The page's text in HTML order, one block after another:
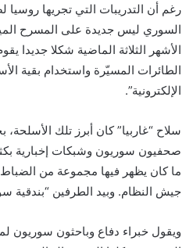
و
ن
ي
ا
رغم أن التدريبات التي تجريها
السوري ليس جديدة على المسرح
الأشهر الثلاثة الماضية شكلا جديدا
الطائرات المسيّرة واستخدام بقية
الإلكترونية”.
سلاح “غاربيا” كان أبرز تلك
صحفيون سوريون وشبكات إخبارية
ما كان يظهر فيها مجموعة من
جيش النظام. وبيد الطرفين “بندقية
ويقول خبراء دفاع وباحثون سوريون